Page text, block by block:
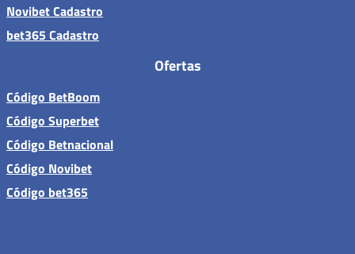
Novibet Cadastro
bet365 Cadastro
Ofertas
Código BetBoom
Código Superbet
Código Betnacional
Código Novibet
Código bet365